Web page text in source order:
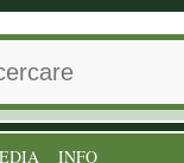
INFO